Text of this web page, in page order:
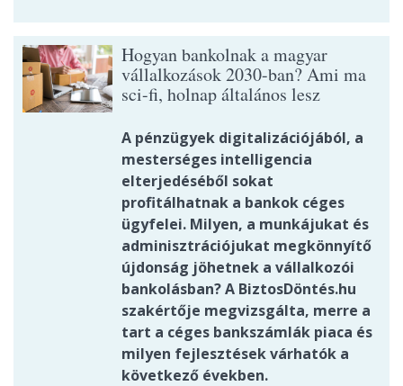
Hogyan bankolnak a magyar
vállalkozások 2030-ban? Ami ma
sci-fi, holnap általános lesz
A pénzügyek digitalizációjából, a
mesterséges intelligencia
elterjedéséből sokat
profitálhatnak a bankok céges
ügyfelei. Milyen, a munkájukat és
adminisztrációjukat megkönnyítő
újdonság jöhetnek a vállalkozói
bankolásban? A BiztosDöntés.hu
szakértője megvizsgálta, merre a
tart a céges bankszámlák piaca és
milyen fejlesztések várhatók a
következő években.